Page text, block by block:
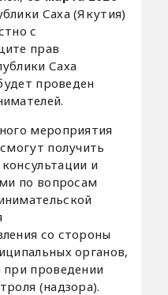
Саха (Якутия)
с
прав
Саха
проведен
мероприятия
получить
и
по вопросам
со стороны
органов,
при проведении
(надзора).